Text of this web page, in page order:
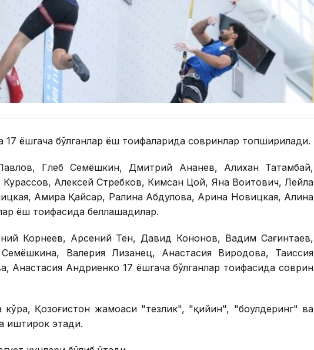
ёшгача бўлганлар ёш тоифаларида совринлар топширилади.
Глеб Семёшкин, Дмитрий Ананев, Алихан Татамбай,
Алексей Стребков, Кимсан Цой, Яна Воитович, Лейла
Амира Қайсар, Ралина Абдулова, Арина Новицкая, Алина
ёш тоифасида беллашадилар.
Корнеев, Арсений Тен, Давид Кононов, Вадим Сағинтаев,
Валерия Лизанец, Анастасия Виродова, Таиссия
Анастасия Андриенко 17 ёшгача бўлганлар тоифасида соврин
Қозоғистон жамоаси "тезлик", "қийин", "боулдеринг" ва
иштирок этади.